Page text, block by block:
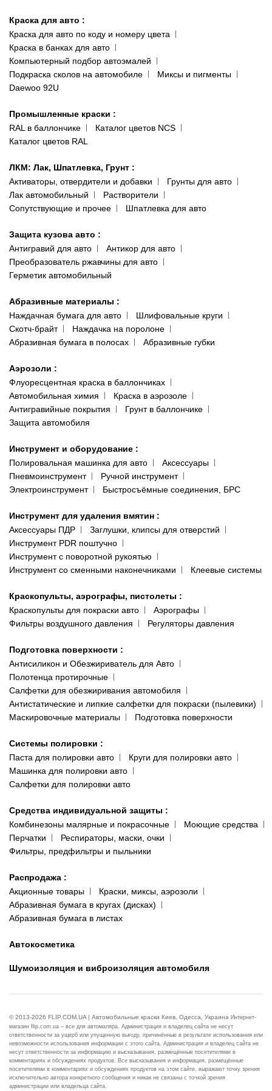
093 611-39-23
(ориентир: Интайм №40)
Одесса
пр-т Акад. Глушко, 29
066 554-97-70
Доставка и оплата
Сотрудничество
Наши публикации
Публичная оферта
Политика конфиденциальности
Краска для авто :
Краска для авто по коду и номеру цвета
Краска в банках для авто
Компьютерный подбор автоэмалей
Подкраска сколов на автомобиле
Миксы и пигменты
Daewoo 92U
Промышленные краски :
RAL в баллончике
Каталог цветов NCS
Каталог цветов RAL
ЛКМ: Лак, Шпатлевка, Грунт :
Активаторы, отвердители и добавки
Грунты для авто
Лак автомобильный
Растворители
Сопутствующие и прочее
Шпатлевка для авто
Защита кузова авто :
Антигравий для авто
Антикор для авто
Преобразователь ржавчины для авто
Герметик автомобильный
Абразивные материалы :
Наждачная бумага для авто
Шлифовальные круги
Скотч-брайт
Наждачка на поролоне
Абразивная бумага в полосах
Абразивные губки
Аэрозоли :
Флуоресцентная краска в баллончиках
Автомобильная химия
Краска в аэрозоле
Антигравийные покрытия
Грунт в баллончике
Защита автомобиля
Инструмент и оборудование :
Полировальная машинка для авто
Аксессуары
Пневмоинструмент
Ручной инструмент
Электроинструмент
Быстросъёмные соединения, БРС
Инструмент для удаления вмятин :
Аксессуары ПДР
Заглушки, клипсы для отверстий
Инструмент PDR поштучно
Инструмент с поворотной рукоятью
Инструмент со сменными наконечниками
Клеевые системы
Краскопульты, аэрографы, пистолеты :
Краскопульты для покраски авто
Аэрографы
Фильтры воздушного давления
Регуляторы давления
Подготовка поверхности :
Антисиликон и Обезжириватель для Авто
Полотенца протирочные
Салфетки для обезжиривания автомобиля
Антистатические и липкие салфетки для покраски (пылевики)
Маскировочные материалы
Подготовка поверхности
Системы полировки :
Паста для полировки авто
Круги для полировки авто
Машинка для полировки авто
Салфетки для полировки авто
Средства индивидуальной защиты :
Комбинезоны малярные и покрасочные
Моющие средства
Перчатки
Респираторы, маски, очки
Фильтры, предфильтры и пыльники
Распродажа :
Акционные товары
Краски, миксы, аэрозоли
Абразивная бумага в кругах (дисках)
Абразивная бумага в листах
Автокосметика
Шумоизоляция и виброизоляция автомобиля
© 2013-2026 FLIP.COM.UA | Автомобильные краски Киев, Одесса, Украина Интернет-
магазин flip.com.ua – все для автомаляра. Администрация и владелец сайта не несут
ответственности за ущерб или упущенную выгоду, причинённые в результате использования или
невозможности использования информации с этого сайта. Администрация и владелец сайта не
несут ответственности за информацию и высказывания, размещённые посетителями в
комментариях и обсуждениях продуктов. Все высказывания и информация, размещённые
посетителями в комментариях и обсуждениях продуктов на этом сайте, выражают точку зрения
исключительно автора конкретного сообщения и никак не связаны с точкой зрения
администрации или владельца сайта.